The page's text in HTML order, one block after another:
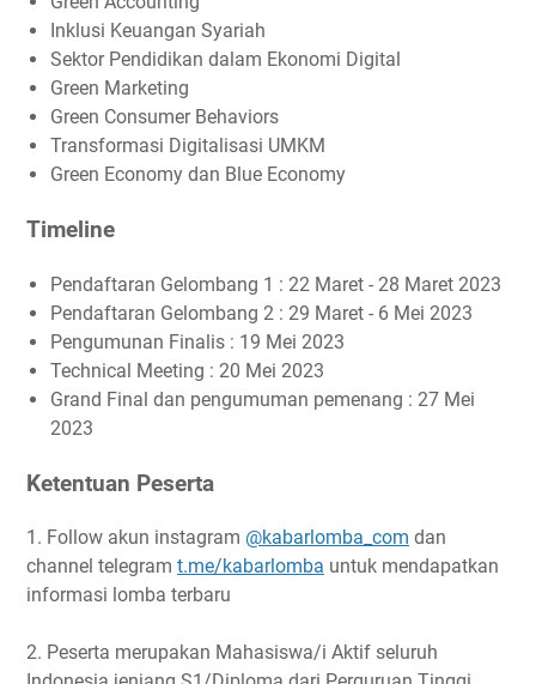
Inklusi Keuangan Syariah
Sektor Pendidikan dalam Ekonomi Digital
Green Marketing
Green Consumer Behaviors
Transformasi Digitalisasi UMKM
Green Economy dan Blue Economy
Timeline
Pendaftaran Gelombang 1 : 22 Maret - 28 Maret 2023
Pendaftaran Gelombang 2 : 29 Maret - 6 Mei 2023
Pengumunan Finalis : 19 Mei 2023
Technical Meeting : 20 Mei 2023
Grand Final dan pengumuman pemenang : 27 Mei
2023
Ketentuan Peserta
1. Follow akun instagram @kabarlomba_com dan
channel telegram t.me/kabarlomba untuk mendapatkan
informasi lomba terbaru
2. Peserta merupakan Mahasiswa/i Aktif seluruh